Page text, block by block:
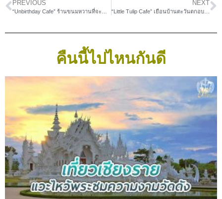
PREVIOUS NEXT
“Little Tulip Cafe” เยือนบ้านตะวันตกอบอุ่นของสายหวาน
คืนนี้ไปไหนกันดี